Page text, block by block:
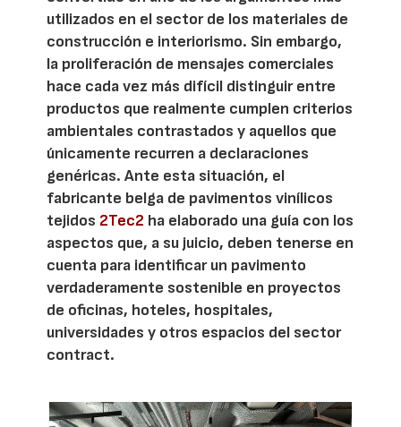
utilizados en el sector de los materiales de
construcción e interiorismo. Sin embargo,
la proliferación de mensajes comerciales
hace cada vez más difícil distinguir entre
productos que realmente cumplen criterios
ambientales contrastados y aquellos que
únicamente recurren a declaraciones
genéricas. Ante esta situación, el
fabricante belga de pavimentos vinílicos
tejidos 2Tec2 ha elaborado una guía con los
aspectos que, a su juicio, deben tenerse en
cuenta para identificar un pavimento
verdaderamente sostenible en proyectos
de oficinas, hoteles, hospitales,
universidades y otros espacios del sector
contract.